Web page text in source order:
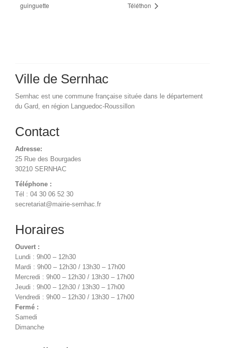
guinguette
Téléthon
Ville de Sernhac
Sernhac est une commune française située dans le département
du Gard, en région Languedoc-Roussillon
Contact
Adresse:
25 Rue des Bourgades
30210 SERNHAC
Téléphone :
Tél : 04 30 06 52 30
secretariat@mairie-sernhac.fr
Horaires
Ouvert :
Lundi : 9h00 – 12h30
Mardi : 9h00 – 12h30 / 13h30 – 17h00
Mercredi : 9h00 – 12h30 / 13h30 – 17h00
Jeudi : 9h00 – 12h30 / 13h30 – 17h00
Vendredi : 9h00 – 12h30 / 13h30 – 17h00
Fermé :
Samedi
Dimanche